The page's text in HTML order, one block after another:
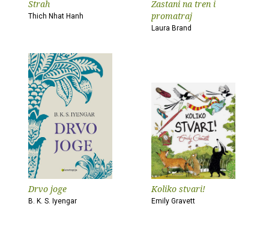
Strah
Thich Nhat Hanh
Zastani na tren i
promatraj
Laura Brand
Drvo joge
B. K. S. Iyengar
Koliko stvari!
Emily Gravett